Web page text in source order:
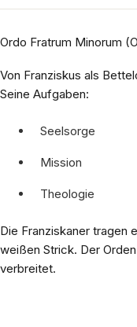
Ordo Fratrum Minorum
Von Franziskus als
Seine Aufgaben:
Seelsorge
Mission
Theologie
Die Franziskaner tragen
weißen Strick. Der
verbreitet.